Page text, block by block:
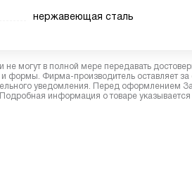
нержавеющая сталь
могут в полной мере передавать
формы. Фирма-производитель оставляет за
уведомления. Перед оформлением
информация о товаре указывается